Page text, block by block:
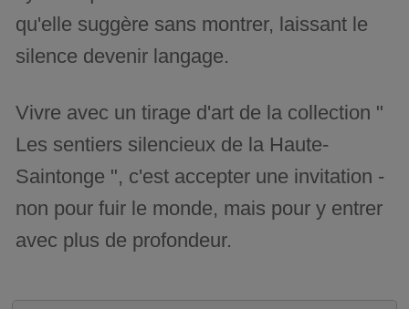
qu'elle suggère sans montrer, laissant le
silence devenir langage.
Vivre avec un tirage d'art de la collection "
Les sentiers silencieux de la Haute-
Saintonge ", c'est accepter une invitation -
non pour fuir le monde, mais pour y entrer
avec plus de profondeur.